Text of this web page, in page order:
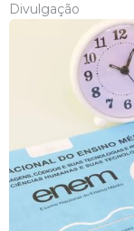
Divulgação